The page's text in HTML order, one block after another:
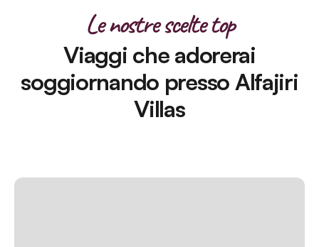
Le nostre scelte top
Viaggi che adorerai
soggiornando presso Alfajiri
Villas